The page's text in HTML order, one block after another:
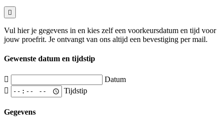
Vul hier je gegevens in en kies zelf een voorkeursdatum en tijd voor
jouw proefrit. Je ontvangt van ons altijd een bevestiging per mail.
Gewenste datum en tijdstip
Datum
Tijdstip
Gegevens